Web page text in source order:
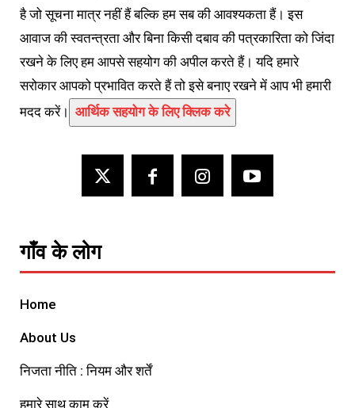
है जो सूचना मात्र नहीं हैं बल्कि हम सब की आवश्यकता हैं। इस
आवाज की स्वतन्त्रता और बिना किसी दबाव की पत्रकारिता को जिंदा
रखने के लिए हम आपसे सहयोग की अपील करते हैं। यदि हमारे
सरोकार आपको प्रभावित करते हैं तो इसे बनाए रखने में आप भी हमारी
मदद करें। आर्थिक सहयोग के लिए क्लिक करे
गाँव के लोग
Home
About Us
निजता नीति : नियम और शर्तें
हमारे साथ काम करें